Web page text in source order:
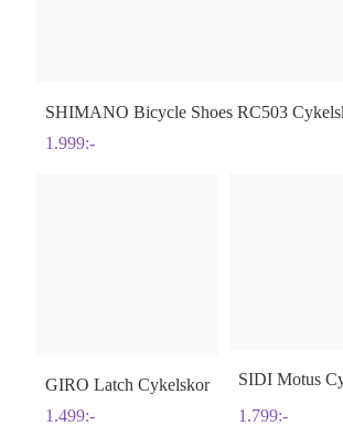
SHIMANO Bicycle Shoes RC503
1.999:-
GIRO Latch Cykelskor
1.499:-
SIDI Motus
1.799:-